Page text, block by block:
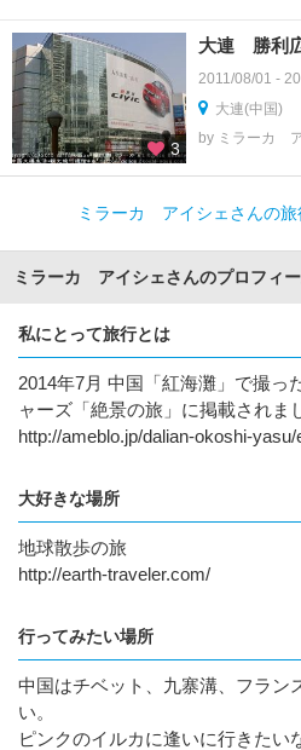
3
大連 勝利
2011/08/01 -
大連(中国)
by ミラーカ
ミラーカ アイシェさんの旅
ミラーカ アイシェさんのプロフィ
私にとって旅行とは
2014年7月 中国「紅海灘」で撮っ
ャーズ「絶景の旅」に掲載されま
http://ameblo.jp/dalian-okoshi-
大好きな場所
地球散歩の旅
http://earth-traveler.com/
行ってみたい場所
中国はチベット、九寨溝、フラン
い。
ピンクのイルカに逢いに行きたい